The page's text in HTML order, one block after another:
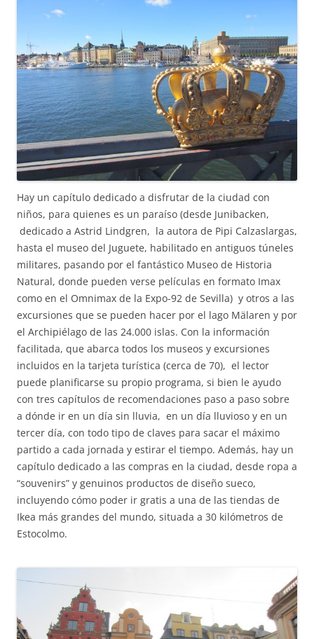
Hay un capítulo dedicado a disfrutar de la ciudad con
niños, para quienes es un paraíso (desde Junibacken,
dedicado a Astrid Lindgren, la autora de Pipi Calzaslargas,
hasta el museo del Juguete, habilitado en antiguos túneles
militares, pasando por el fantástico Museo de Historia
Natural, donde pueden verse películas en formato Imax
como en el Omnimax de la Expo-92 de Sevilla) y otros a las
excursiones que se pueden hacer por el lago Mälaren y por
el Archipiélago de las 24.000 islas. Con la información
facilitada, que abarca todos los museos y excursiones
incluidos en la tarjeta turística (cerca de 70), el lector
puede planificarse su propio programa, si bien le ayudo
con tres capítulos de recomendaciones paso a paso sobre
a dónde ir en un día sin lluvia, en un día lluvioso y en un
tercer día, con todo tipo de claves para sacar el máximo
partido a cada jornada y estirar el tiempo. Además, hay un
capítulo dedicado a las compras en la ciudad, desde ropa a
“souvenirs” y genuinos productos de diseño sueco,
incluyendo cómo poder ir gratis a una de las tiendas de
Ikea más grandes del mundo, situada a 30 kilómetros de
Estocolmo.